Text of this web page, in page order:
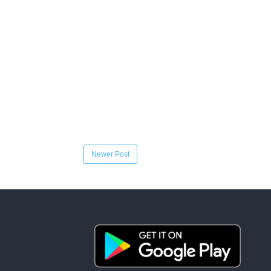
Newer Post